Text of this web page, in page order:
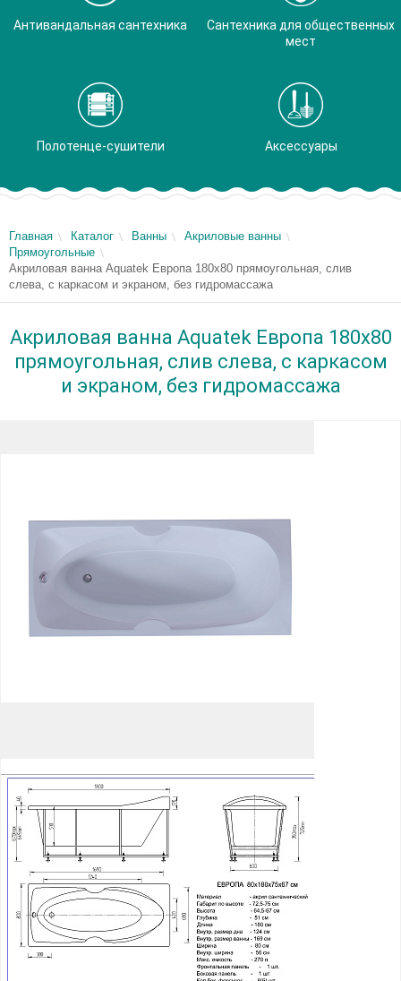
Антивандальная сантехника
Сантехника для общественных
мест
Полотенце-сушители Аксессуары
Главная Каталог Ванны
Акриловые ванны
Прямоугольные
Акриловая ванна Aquatek Европа 180x80 прямоугольная, слив
слева, с каркасом и экраном, без гидромассажа
Акриловая ванна Aquatek Европа 180x80
прямоугольная, слив слева, с каркасом
и экраном, без гидромассажа